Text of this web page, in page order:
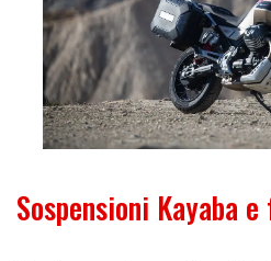
Sospensioni Kayaba